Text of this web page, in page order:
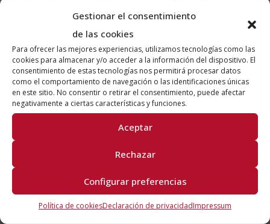
Gestionar el consentimiento
de las cookies
Para ofrecer las mejores experiencias, utilizamos tecnologías como las
cookies para almacenar y/o acceder a la información del dispositivo. El
consentimiento de estas tecnologías nos permitirá procesar datos
como el comportamiento de navegación o las identificaciones únicas
en este sitio. No consentir o retirar el consentimiento, puede afectar
negativamente a ciertas características y funciones.
Aceptar
Rechazar
Configurar preferencias
Política de cookiesDeclaración de privacidadImpressum
cantidad de ventajas. Es un material
idóneo para las industrias más
rigurosas como la alimentaria y
farmacéutica, además es
extremadamente higiénico,
resistente, reciclable y moldeable.
Carpintería metálica: 10 ventajas
del acero inoxidable
sugiere, es muy resistente a la
corrosión